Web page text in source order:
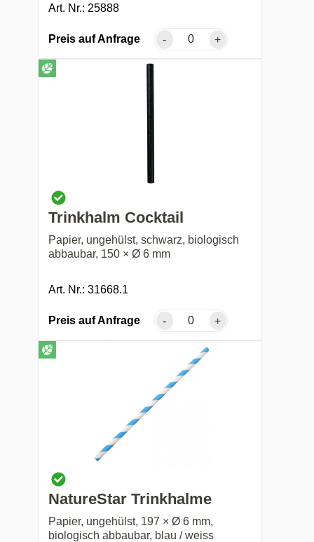
Art. Nr.: 25888
Preis auf Anfrage - +
Trinkhalm Cocktail
Papier, ungehülst, schwarz, biologisch
abbaubar, 150 × Ø 6 mm
Art. Nr.: 31668.1
Preis auf Anfrage - +
NatureStar Trinkhalme
Papier, ungehülst, 197 × Ø 6 mm,
biologisch abbaubar, blau / weiss